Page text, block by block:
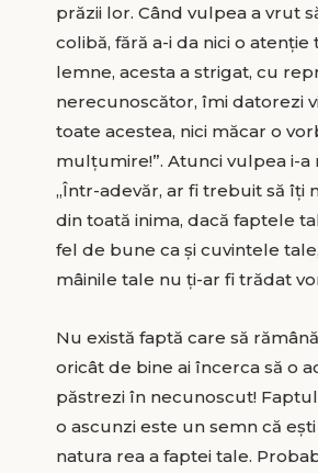
prăzii lor. Când vulpea a vrut
colibă, fără a-i da nici o
lemne, acesta a strigat, cu
nerecunoscător, îmi datorezi
toate acestea, nici măcar o
mulțumire!”. Atunci vulpea i-a
„Într-adevăr, ar fi trebuit să îți
din toată inima, dacă faptele
fel de bune ca și cuvintele
mâinile tale nu ți-ar fi trădat
Nu există faptă care să
oricât de bine ai încerca să o
păstrezi în necunoscut!
o ascunzi este un semn că
natura rea a faptei tale.